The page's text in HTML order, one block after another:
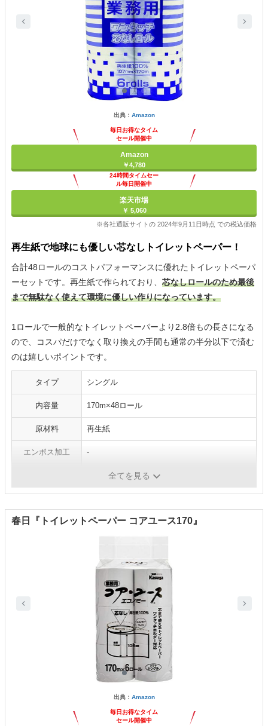
出典： Amazon
毎日お得なタイム
セール開催中
Amazon
￥4,780
24時間タイムセー
ル毎日開催中
楽天市場
￥ 5,060
※各社通販サイトの 2024年9月11日時点 での税込価格
再生紙で地球にも優しい芯なしトイレットペーパー！
合計48ロールのコストパフォーマンスに優れたトイレットペーパ
ーセットです。再生紙で作られており、 芯なしロールのため最後
まで無駄なく使えて環境に優しい作りになっています。
1ロールで一般的なトイレットペーパーより2.8倍もの長さになる
ので、コスパだけでなく取り換えの手間も通常の半分以下で済む
のは嬉しいポイントです。
タイプ シングル
内容量 170m×48ロール
原材料 再生紙
エンボス加工 -
全てを見る
春日『トイレットペーパー コアユース170』
出典： Amazon
毎日お得なタイム
セール開催中